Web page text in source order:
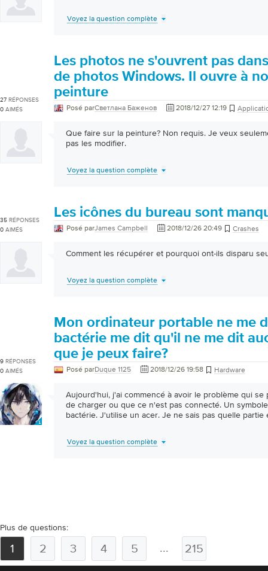
Voyez la question complète
27 RÉPONSES
0 AIMÉS
Les photos ne s'ouvrent pas
de photos Windows. Il ouvre à
peinture
Posé parСветлана Баженов 2018/12/27 12:19
Que faire sur la peinture? Non requis. Je veux
pas les modifier.
Voyez la question complète
35 RÉPONSES
0 AIMÉS
Les icônes du bureau sont
Posé parJames Campbell 2018/12/26 20:49 Crashes
Comment les récupérer et pourquoi ont-ils disparu
Voyez la question complète
9 RÉPONSES
0 AIMÉS
Mon ordinateur portable ne me
bactérie me dit qu'il ne me dit
que je peux faire?
Posé parDuque 1125 2018/12/26 19:58 Hardware
Aujourd'hui, j'ai commencé à avoir le problème qui
de charger ou que ce n'est pas connecté. Un
bactérie. J'utilise un acer. Je ne sais pas quelle partie
Voyez la question complète
Plus de questions:
1 2 3 4 5 ... 215